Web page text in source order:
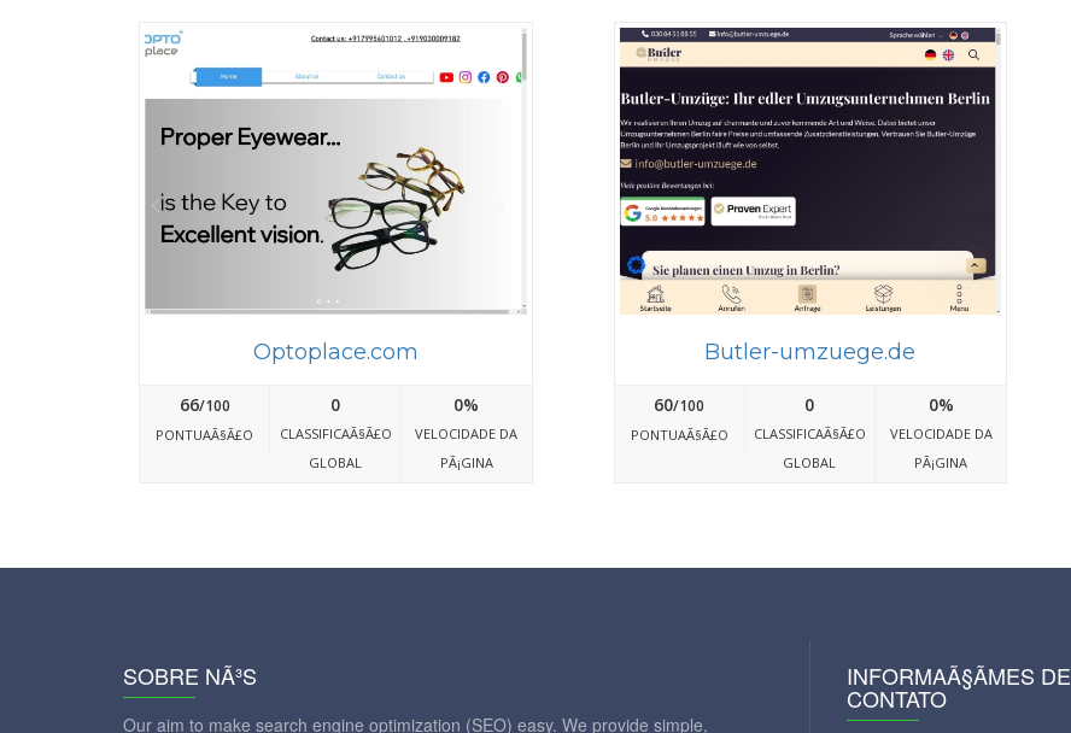
Optoplace.com
66/100
PONTUAÃ§Ã£O
0
CLASSIFICAÃ§Ã£O
GLOBAL
0%
VELOCIDADE DA
PÃ¡GINA
Butler-umzuege.de
60/100
PONTUAÃ§Ã£O
0
CLASSIFICAÃ§Ã£O
GLOBAL
0%
VELOCIDADE DA
PÃ¡GINA
SOBRE NÃ³S
Our aim to make search engine optimization (SEO) easy. We provide simple,
INFORMAÃ§ÃΜES DE
CONTATO